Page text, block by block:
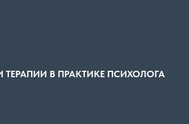
В ПРАКТИКЕ ПСИХОЛОГА